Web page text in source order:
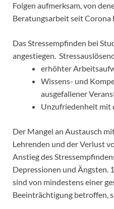
Folgen aufmerksam, von
Beratungsarbeit seit Corona
Das Stressempfinden bei
angestiegen.
erhöhter
Wissens- und
ausgefallener
Unzufriedenheit mit
Der Mangel an Austausch
Lehrenden und der Verlust
Anstieg des
Depressionen und Ängsten.
sind von mindestens einer
Beeinträchtigung betroffen,